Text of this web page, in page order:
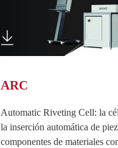
ARC
Automatic Riveting Cell: la
la inserción automática de
componentes de materiales